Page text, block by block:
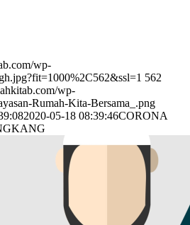
wp-
562
wp-
Rumah-Kita-Bersama_.png
2020-05-18 08:39:46CORONA